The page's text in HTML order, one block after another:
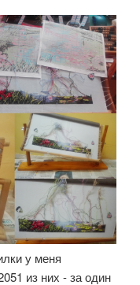
у меня
из них - за один